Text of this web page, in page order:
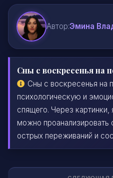
Автор:Эмина
Сны с воскресенья на
Сны с воскресенья на
психологическую и
спящего. Через картинки,
можно проанализировать
острых переживаний и